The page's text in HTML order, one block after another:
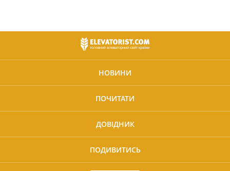
НОВИНИ
ПОЧИТАТИ
ДОВІДНИК
ПОДИВИТИСЬ